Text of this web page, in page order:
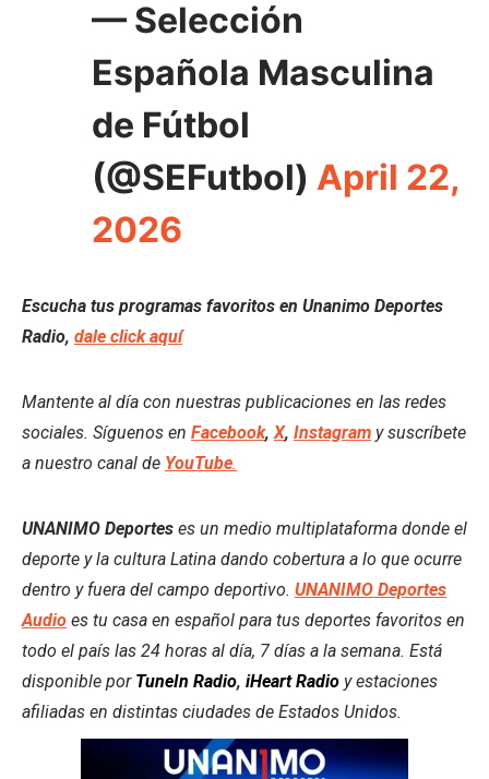
— Selección
Española Masculina
de Fútbol
(@SEFutbol) April 22,
2026
Escucha tus programas favoritos en Unanimo Deportes
Radio, dale click aquí
Mantente al día con nuestras publicaciones en las redes
sociales. Síguenos en Facebook,X, Instagram y suscríbete
a nuestro canal de YouTube.
UNANIMO Deportes es un medio multiplataforma donde el
deporte y la cultura Latina dando cobertura a lo que ocurre
dentro y fuera del campo deportivo. UNANIMO Deportes
Audio es tu casa en español para tus deportes favoritos en
todo el país las 24 horas al día, 7 días a la semana. Está
disponible por TuneIn Radio, iHeart Radio y estaciones
afiliadas en distintas ciudades de Estados Unidos.